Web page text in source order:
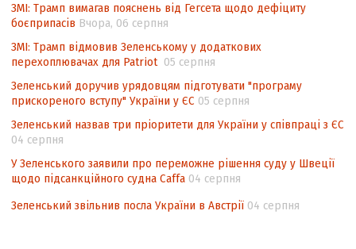
ЗМІ: Трамп вимагав пояснень від Гегсета щодо дефіциту
боєприпасів Вчора, 06 серпня
ЗМІ: Трамп відмовив Зеленському у додаткових
перехоплювачах для Patriot 05 серпня
Зеленський доручив урядовцям підготувати "програму
прискореного вступу" України у ЄС 05 серпня
Зеленський назвав три пріоритети для України у співпраці з ЄС
04 серпня
У Зеленського заявили про переможне рішення суду у Швеції
щодо підсанкційного судна Caffa 04 серпня
Зеленський звільнив посла України в Австрії 04 серпня